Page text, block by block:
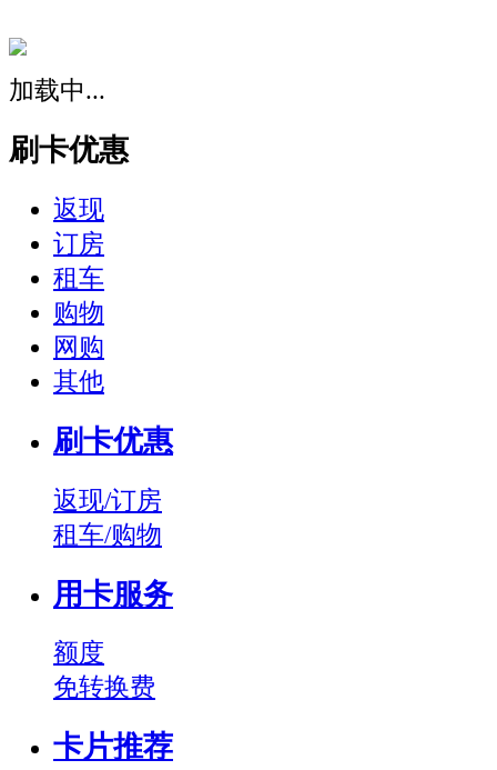
加载中...
刷卡优惠
返现
订房
租车
购物
网购
其他
刷卡优惠
返现/订房
租车/购物
用卡服务
额度
免转换费
卡片推荐